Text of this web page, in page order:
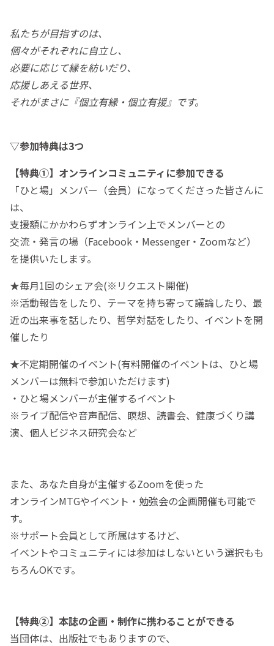
私たちが目指すのは、
個々がそれぞれに自立し、
必要に応じて縁を紡いだり、
応援しあえる世界、
それがまさに『個立有縁・個立有援』です。
▽参加特典は3つ
【特典①】オンラインコミュニティに参加できる
「ひと場」メンバー（会員）になってくださった皆さんに
は、
支援額にかかわらずオンライン上でメンバーとの
交流・発言の場（Facebook・Messenger・Zoomなど）
を提供いたします。
★毎月1回のシェア会(※リクエスト開催)
※活動報告をしたり、テーマを持ち寄って議論したり、最
近の出来事を話したり、哲学対話をしたり、イベントを開
催したり
★不定期開催のイベント(有料開催のイベントは、ひと場
メンバーは無料で参加いただけます)
・ひと場メンバーが主催するイベント
※ライブ配信や音声配信、瞑想、読書会、健康づくり講
演、個人ビジネス研究会など
また、あなた自身が主催するZoomを使った
オンラインMTGやイベント・勉強会の企画開催も可能で
す。
※サポート会員として所属はするけど、
イベントやコミュニティには参加はしないという選択もも
ちろんOKです。
【特典②】本誌の企画・制作に携わることができる
当団体は、出版社でもありますので、